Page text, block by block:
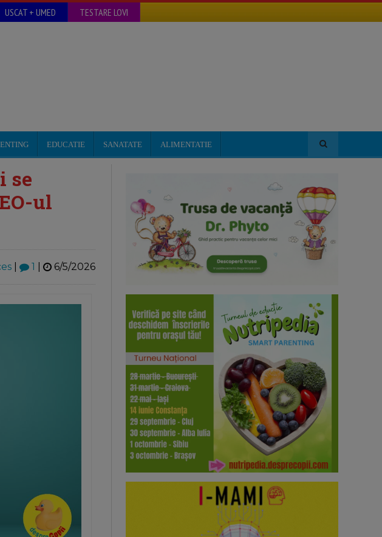
USCAT + UMED TESTARE LOVI
EDUCATIE SANATATE ALIMENTATIE
se
ul
1 6/5/2026